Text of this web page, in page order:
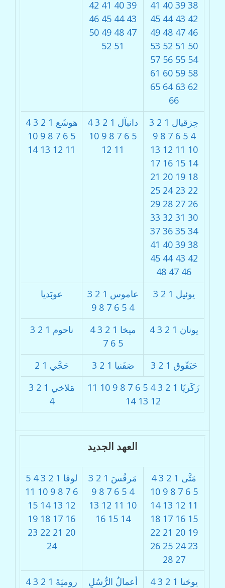
38
39
40
41
42
43
44
45
46
47
48
49
50
51
52
53
54
55
56
57
58
59
60
61
62
63
64
65
66
39
40
41
42
43
44
45
46
47
48
49
50
51
52
حِزقيال 1
2
3
4
5
6
7
8
9
10
11
12
13
14
15
16
17
18
19
20
21
22
23
24
25
26
27
28
29
30
31
32
33
34
35
36
37
38
39
40
41
42
43
44
45
46
47
48
دانيآل 1
2
3
4
5
6
7
8
9
10
11
12
هوشَع 1
2
3
4
5
6
7
8
9
10
11
12
13
14
يوئيل 1
2
3 عاموس 1
2
3
4
5
6
7
8
9
عوبَديا
يونان 1
2
3
4 ميخا 1
2
3
4
5
6
7
ناحوم 1
2
3
حَبَقّوق 1
2
3 صَفَنيا 1
2
3 حَجَّي 1
2
زَكَريّا 1
2
3
4
5
6
7
8
9
10
11
12
13
14
مَلاخي 1
2
3
4
العهد الجديد
مَتَّى 1
2
3
4
5
6
7
8
9
10
11
12
13
14
15
16
17
18
19
20
21
22
23
24
25
26
27
28
مَرقُسَ 1
2
3
4
5
6
7
8
9
10
11
12
13
14
15
16
لوقا 1
2
3
4
5
6
7
8
9
10
11
12
13
14
15
16
17
18
19
20
21
22
23
24
يوحَنا 1
2
3
4
أعمالُ الرُّسُلِ
روميَةَ 1
2
3
4